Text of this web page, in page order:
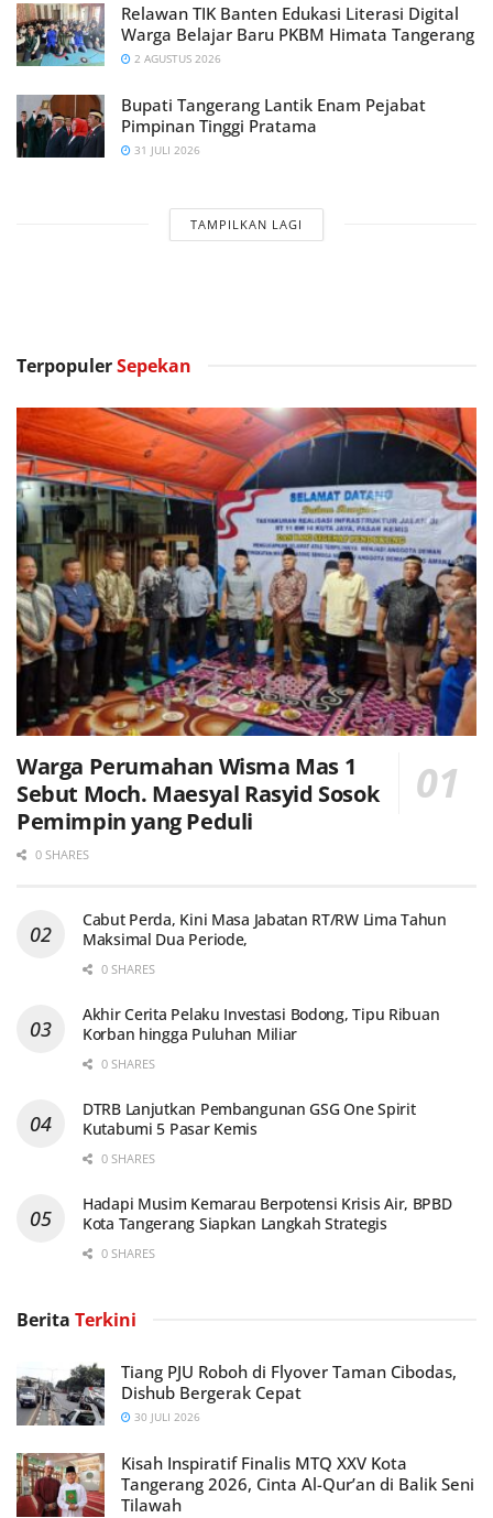
Relawan TIK Banten Edukasi Literasi Digital
Warga Belajar Baru PKBM Himata Tangerang
2 AGUSTUS 2026
Bupati Tangerang Lantik Enam Pejabat
Pimpinan Tinggi Pratama
31 JULI 2026
TAMPILKAN LAGI
TerpopulerSepekan
Warga Perumahan Wisma Mas 1
Sebut Moch. Maesyal Rasyid Sosok
Pemimpin yang Peduli
0 SHARES
Cabut Perda, Kini Masa Jabatan RT/RW Lima Tahun
Maksimal Dua Periode,
0 SHARES
Akhir Cerita Pelaku Investasi Bodong, Tipu Ribuan
Korban hingga Puluhan Miliar
0 SHARES
DTRB Lanjutkan Pembangunan GSG One Spirit
Kutabumi 5 Pasar Kemis
0 SHARES
Hadapi Musim Kemarau Berpotensi Krisis Air, BPBD
Kota Tangerang Siapkan Langkah Strategis
0 SHARES
Berita Terkini
Tiang PJU Roboh di Flyover Taman Cibodas,
Dishub Bergerak Cepat
30 JULI 2026
Kisah Inspiratif Finalis MTQ XXV Kota
Tangerang 2026, Cinta Al-Qur’an di Balik Seni
Tilawah